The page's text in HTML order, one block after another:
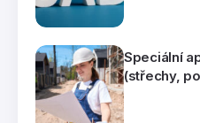
Speciální
(střechy,